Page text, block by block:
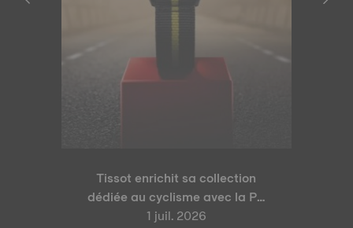
Tissot enrichit sa collection
dédiée au cyclisme avec la PR
100 Tour de France 2026 Édition
1 juil. 2026